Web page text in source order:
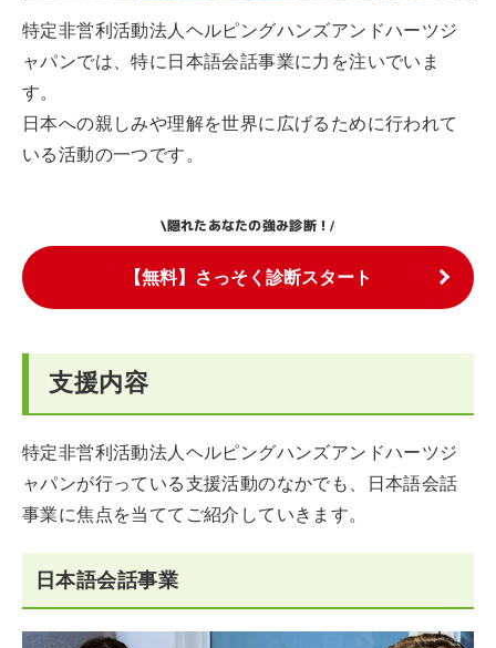
特定非営利活動法人ヘルピングハンズアンドハーツジ
ャパンでは、特に日本語会話事業に力を注いでいま
す。
日本への親しみや理解を世界に広げるために行われて
いる活動の一つです。
\隠れたあなたの強み診断！/
【無料】さっそく診断スタート
支援内容
特定非営利活動法人ヘルピングハンズアンドハーツジ
ャパンが行っている支援活動のなかでも、日本語会話
事業に焦点を当ててご紹介していきます。
日本語会話事業